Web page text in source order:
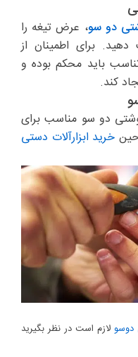
دو سو، عرض تیغه را
برای اطمینان از
باید محکم بوده و
کند.
دو سو مناسب برای
خرید ابزارآلات دستی
دوسولازم است در نظر بگیرید